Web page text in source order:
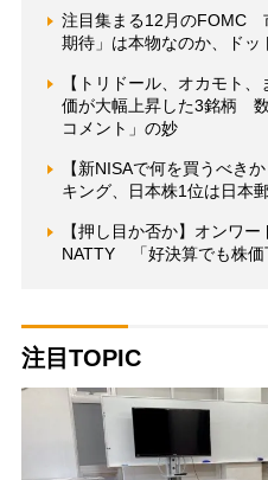
注目集まる12月のFOMC
期待」は本物なのか、ドッ
【トリドール、オカモト
価が大幅上昇した3銘柄
コメント」の妙
【新NISAで何を買うべき
キング、日本株1位は日本
【押し目か否か】オンワー
NATTY 「好決算でも株価
注目TOPIC